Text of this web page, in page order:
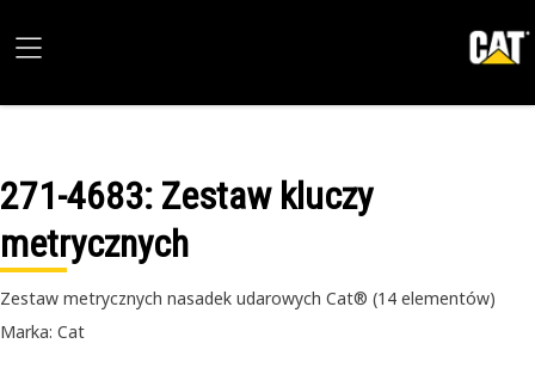
271-4683: Zestaw kluczy
metrycznych
Zestaw metrycznych nasadek udarowych Cat® (14 elementów)
Marka: Cat